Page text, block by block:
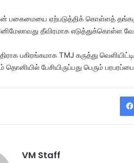
பகைமையை ஏற்படுத்திக் கொள்ளத்
தீவிரமாக எடுத்துக்கொள்ள
பகிரங்கமாக TMJ கருத்து
தொனியில் பேசியிருப்பது பெரும்
VM Staff